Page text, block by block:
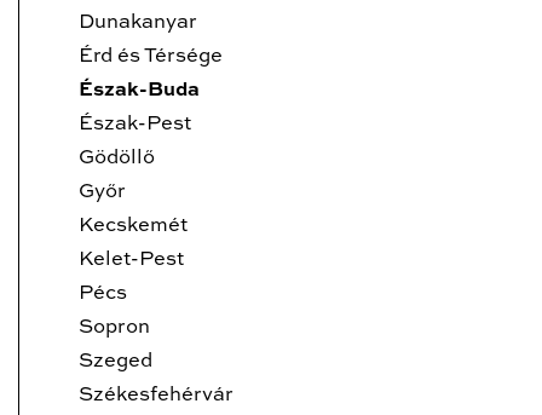
Dunakanyar
Érd és Térsége
Észak-Buda
Észak-Pest
Gödöllő
Győr
Kecskemét
Kelet-Pest
Pécs
Sopron
Szeged
Székesfehérvár